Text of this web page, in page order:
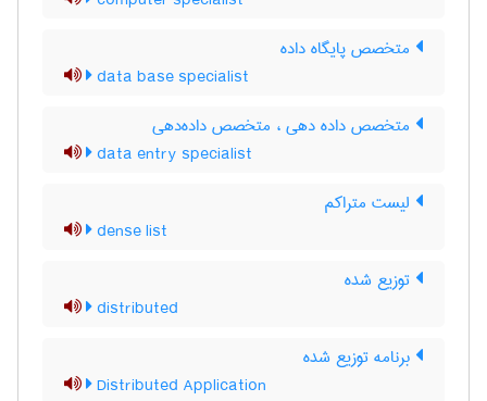
متخصص پایگاه داده
data base specialist
متخصص داده دهی ، متخصص داده‌دهی
data entry specialist
لیست متراکم
dense list
توزیع شده
distributed
برنامه توزیع شده
Distributed Application